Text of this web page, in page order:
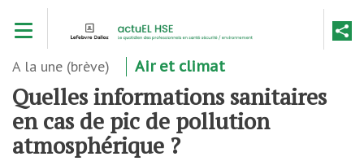
contenu
A la une (brève) Air et climat
Quelles informations sanitaires
en cas de pic de pollution
atmosphérique ?